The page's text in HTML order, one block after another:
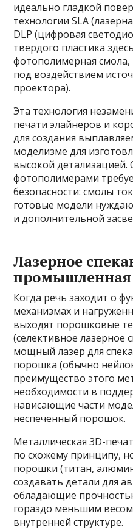
идеально гладкой
технологии SLA
DLP (цифровая
твердого пластика
фотополимерная смола,
под воздействием
проектора).
Эта технология
печати элайнеров и
для создания
моделизме для
высокой детализацией.
фотополимерами
безопасности: смолы
готовые модели
и дополнительной
Лазерное
промышленная
Когда речь заходит о
механизмах и
выходят порошковые
(селективное лазерное
мощный лазер для
порошка (обычно
преимущество этого
необходимости в
нависающие части
неспеченный порошок.
Металлическая 3D-
по схожему принципу,
порошки (титан,
создавать детали для
обладающие
гораздо меньшим
внутренней структуре.